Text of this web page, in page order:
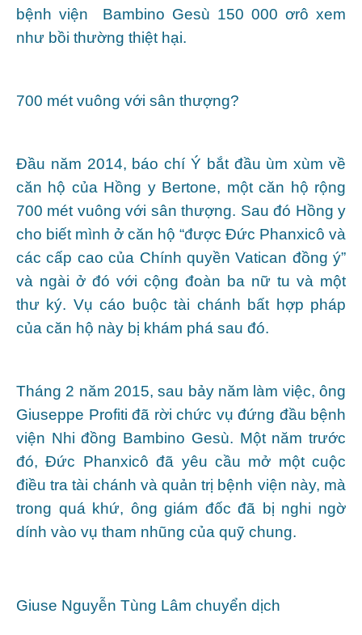
bệnh viện Bambino Gesù 150 000 ơrô xem
như bồi thường thiệt hại.
700 mét vuông với sân thượng?
Đầu năm 2014, báo chí Ý bắt đầu ùm xùm về
căn hộ của Hồng y Bertone, một căn hộ rộng
700 mét vuông với sân thượng. Sau đó Hồng y
cho biết mình ở căn hộ “được Đức Phanxicô và
các cấp cao của Chính quyền Vatican đồng ý”
và ngài ở đó với cộng đoàn ba nữ tu và một
thư ký. Vụ cáo buộc tài chánh bất hợp pháp
của căn hộ này bị khám phá sau đó.
Tháng 2 năm 2015, sau bảy năm làm việc, ông
Giuseppe Profiti đã rời chức vụ đứng đầu bệnh
viện Nhi đồng Bambino Gesù. Một năm trước
đó, Đức Phanxicô đã yêu cầu mở một cuộc
điều tra tài chánh và quản trị bệnh viện này, mà
trong quá khứ, ông giám đốc đã bị nghi ngờ
dính vào vụ tham nhũng của quỹ chung.
Giuse Nguyễn Tùng Lâm chuyển dịch